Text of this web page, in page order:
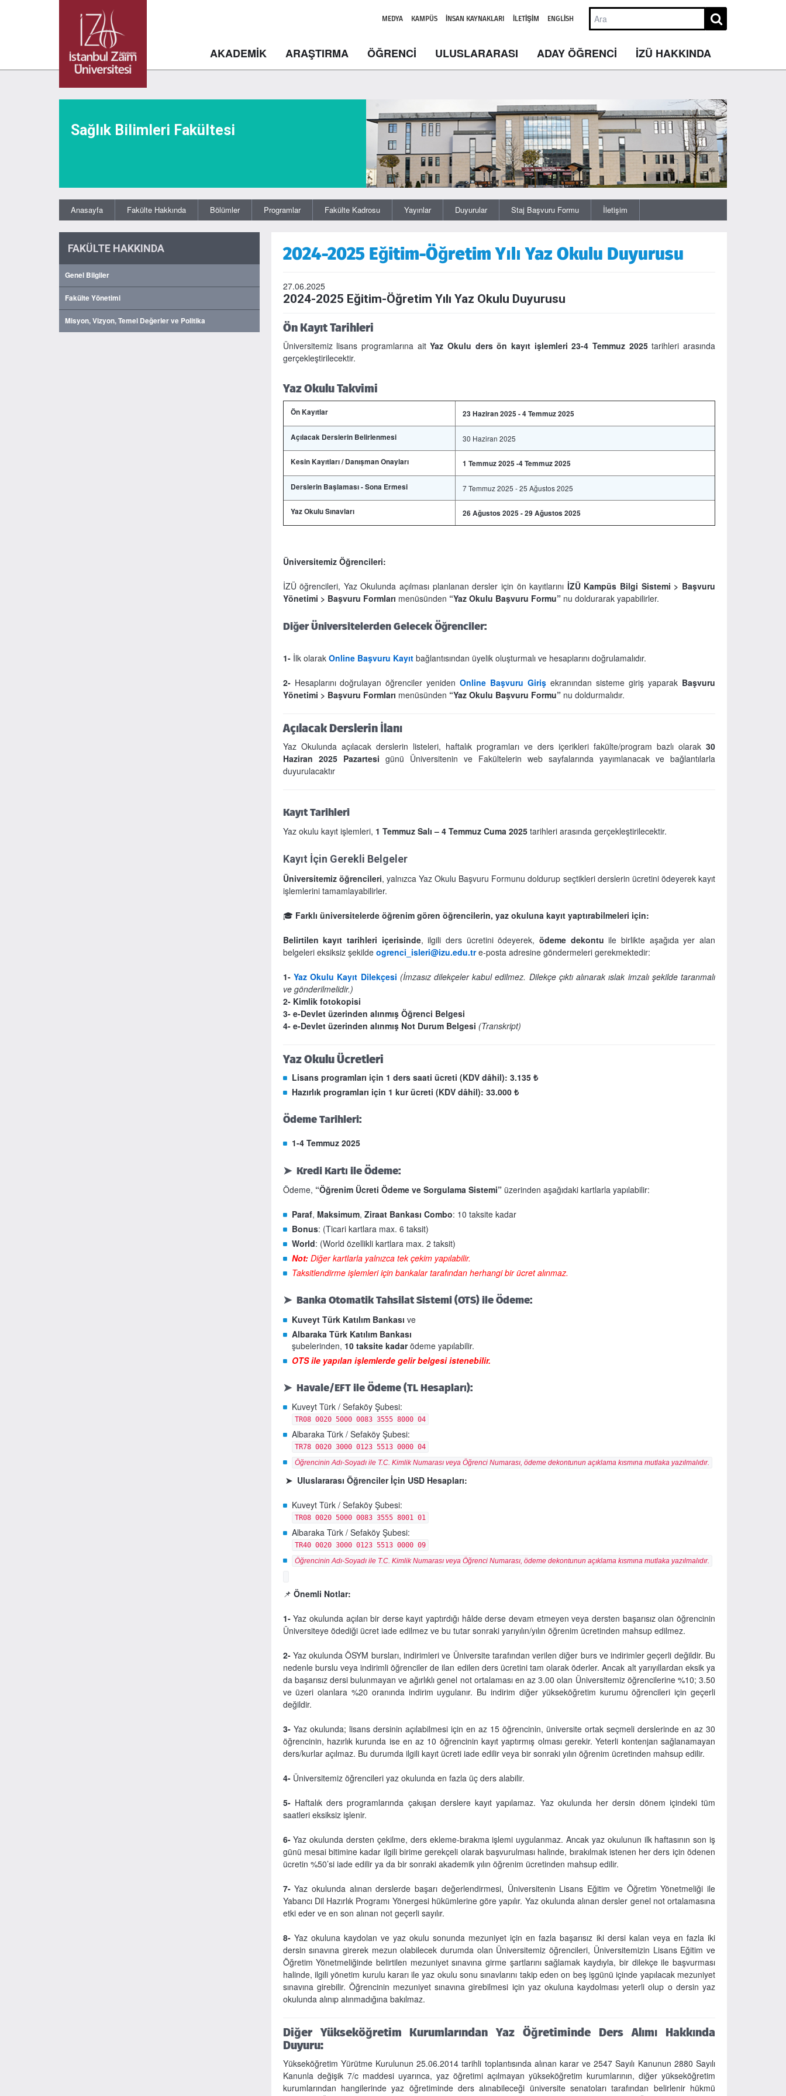
MEDYA KAMPÜS İNSAN KAYNAKLARI İLETIŞIM ENGLISH
AKADEMİK ARAŞTIRMA ÖĞRENCİ ULUSLARARASI ADAY ÖĞRENCİ İZÜ HAKKINDA
Sağlık Bilimleri Fakültesi
Anasayfa Fakülte Hakkında Bölümler Programlar Fakülte Kadrosu Yayınlar Duyurular Staj Başvuru Formu İletişim
FAKÜLTE HAKKINDA
Genel Bilgiler
Fakülte Yönetimi
Misyon, Vizyon, Temel Değerler ve Politika
2024-2025 Eğitim-Öğretim Yılı Yaz Okulu Duyurusu
27.06.2025
2024-2025 Eğitim-Öğretim Yılı Yaz Okulu Duyurusu
Ön Kayıt Tarihleri
Üniversitemiz lisans programlarına aitYaz Okulu ders ön kayıt işlemleri 23-4 Temmuz 2025tarihleri arasında
gerçekleştirilecektir.
Yaz Okulu Takvimi
Ön Kayıtlar 23 Haziran 2025 - 4 Temmuz 2025
Açılacak Derslerin Belirlenmesi 30 Haziran 2025
Kesin Kayıtları / Danışman Onayları 1 Temmuz 2025 -4 Temmuz 2025
Derslerin Başlaması - Sona Ermesi 7 Temmuz 2025 - 25 Ağustos 2025
Yaz Okulu Sınavları 26 Ağustos 2025 - 29 Ağustos 2025
Üniversitemiz Öğrencileri:
İZÜ öğrencileri, Yaz Okulunda açılması planlanan dersler için ön kayıtlarını İZÜ Kampüs Bilgi Sistemi > Başvuru
Yönetimi > Başvuru Formları menüsünden “Yaz Okulu Başvuru Formu”nu doldurarak yapabilirler.
Diğer Üniversitelerden Gelecek Öğrenciler:
1-İlk olarak Online Başvuru Kayıtbağlantısından üyelik oluşturmalı ve hesaplarını doğrulamalıdır.
2-Hesaplarını doğrulayan öğrenciler yenidenOnline Başvuru Giriş ekranından sisteme giriş yaparak Başvuru
Yönetimi > Başvuru Formları menüsünden “Yaz Okulu Başvuru Formu”nu doldurmalıdır.
Açılacak Derslerin İlanı
Yaz Okulunda açılacak derslerin listeleri, haftalık programları ve ders içerikleri fakülte/program bazlı olarak 30
Haziran 2025 Pazartesi günü Üniversitenin ve Fakültelerin web sayfalarında yayımlanacak ve bağlantılarla
duyurulacaktır
Kayıt Tarihleri
Yaz okulu kayıt işlemleri, 1 Temmuz Salı – 4 Temmuz Cuma 2025tarihleri arasında gerçekleştirilecektir.
Kayıt İçin Gerekli Belgeler
Üniversitemiz öğrencileri, yalnızca Yaz Okulu Başvuru Formunu doldurup seçtikleri derslerin ücretini ödeyerek kayıt
işlemlerini tamamlayabilirler.
🎓 Farklı üniversitelerde öğrenim gören öğrencilerin, yaz okuluna kayıt yaptırabilmeleri için:
Belirtilen kayıt tarihleri içerisinde, ilgili ders ücretini ödeyerek, ödeme dekontu ile birlikte aşağıda yer alan
belgeleri eksiksiz şekilde ogrenci_isleri@izu.edu.tre-posta adresine göndermeleri gerekmektedir:
1- Yaz Okulu Kayıt Dilekçesi (İmzasız dilekçeler kabul edilmez. Dilekçe çıktı alınarak ıslak imzalı şekilde taranmalı
ve gönderilmelidir.)
2- Kimlik fotokopisi
3- e-Devlet üzerinden alınmış Öğrenci Belgesi
4- e-Devlet üzerinden alınmış Not Durum Belgesi (Transkript)
Yaz Okulu Ücretleri
Lisans programları için 1 ders saati ücreti (KDV dâhil): 3.135 ₺
Hazırlık programları için 1 kur ücreti (KDV dâhil): 33.000 ₺
Ödeme Tarihleri:
1-4 Temmuz 2025
➤ Kredi Kartı ile Ödeme:
Ödeme, “Öğrenim Ücreti Ödeme ve Sorgulama Sistemi”üzerinden aşağıdaki kartlarla yapılabilir:
Paraf, Maksimum, Ziraat Bankası Combo: 10 taksite kadar
Bonus: (Ticari kartlara max. 6 taksit)
World: (World özellikli kartlara max. 2 taksit)
Not:Diğer kartlarla yalnızca tek çekim yapılabilir.
Taksitlendirme işlemleri için bankalar tarafından herhangi bir ücret alınmaz.
➤ Banka Otomatik Tahsilat Sistemi (OTS) ile Ödeme:
Kuveyt Türk Katılım Bankası ve
Albaraka Türk Katılım Bankası
şubelerinden, 10 taksite kadarödeme yapılabilir.
OTS ile yapılan işlemlerde gelir belgesi istenebilir.
➤ Havale/EFT ile Ödeme (TL Hesapları):
Kuveyt Türk / Sefaköy Şubesi:
TR08 0020 5000 0083 3555 8000 04
Albaraka Türk / Sefaköy Şubesi:
TR78 0020 3000 0123 5513 0000 04
Öğrencinin Adı-Soyadı ile T.C. Kimlik Numarası veya Öğrenci Numarası, ödeme dekontunun açıklama kısmına mutlaka yazılmalıdır.
➤ Uluslararası Öğrenciler İçin USD Hesapları:
Kuveyt Türk / Sefaköy Şubesi:
TR08 0020 5000 0083 3555 8001 01
Albaraka Türk / Sefaköy Şubesi:
TR40 0020 3000 0123 5513 0000 09
Öğrencinin Adı-Soyadı ile T.C. Kimlik Numarası veya Öğrenci Numarası, ödeme dekontunun açıklama kısmına mutlaka yazılmalıdır.
📌 Önemli Notlar:
1-Yaz okulunda açılan bir derse kayıt yaptırdığı hâlde derse devam etmeyen veya dersten başarısız olan öğrencinin
Üniversiteye ödediği ücret iade edilmez ve bu tutar sonraki yarıyılın/yılın öğrenim ücretinden mahsup edilmez.
2- Yaz okulunda ÖSYM bursları, indirimleri ve Üniversite tarafından verilen diğer burs ve indirimler geçerli değildir. Bu
nedenle burslu veya indirimli öğrenciler de ilan edilen ders ücretini tam olarak öderler. Ancak alt yarıyıllardan eksik ya
da başarısız dersi bulunmayan ve ağırlıklı genel not ortalaması en az 3.00 olan Üniversitemiz öğrencilerine %10; 3.50
ve üzeri olanlara %20 oranında indirim uygulanır. Bu indirim diğer yükseköğretim kurumu öğrencileri için geçerli
değildir.
3- Yaz okulunda; lisans dersinin açılabilmesi için en az 15 öğrencinin, üniversite ortak seçmeli derslerinde en az 30
öğrencinin, hazırlık kurunda ise en az 10 öğrencinin kayıt yaptırmış olması gerekir. Yeterli kontenjan sağlanamayan
ders/kurlar açılmaz. Bu durumda ilgili kayıt ücreti iade edilir veya bir sonraki yılın öğrenim ücretinden mahsup edilir.
4- Üniversitemiz öğrencileri yaz okulunda en fazla üç ders alabilir.
5- Haftalık ders programlarında çakışan derslere kayıt yapılamaz. Yaz okulunda her dersin dönem içindeki tüm
saatleri eksiksiz işlenir.
6-Yaz okulunda dersten çekilme, ders ekleme-bırakma işlemi uygulanmaz. Ancak yaz okulunun ilk haftasının son iş
günü mesai bitimine kadar ilgili birime gerekçeli olarak başvurulması halinde, bırakılmak istenen her ders için ödenen
ücretin %50’si iade edilir ya da bir sonraki akademik yılın öğrenim ücretinden mahsup edilir.
7-Yaz okulunda alınan derslerde başarı değerlendirmesi, Üniversitenin Lisans Eğitim ve Öğretim Yönetmeliği ile
Yabancı Dil Hazırlık Programı Yönergesi hükümlerine göre yapılır. Yaz okulunda alınan dersler genel not ortalamasına
etki eder ve en son alınan not geçerli sayılır.
8-Yaz okuluna kaydolan ve yaz okulu sonunda mezuniyet için en fazla başarısız iki dersi kalan veya en fazla iki
dersin sınavına girerek mezun olabilecek durumda olan Üniversitemiz öğrencileri, Üniversitemizin Lisans Eğitim ve
Öğretim Yönetmeliğinde belirtilen mezuniyet sınavına girme şartlarını sağlamak kaydıyla, bir dilekçe ile başvurması
halinde, ilgili yönetim kurulu kararı ile yaz okulu sonu sınavlarını takip eden on beş işgünü içinde yapılacak mezuniyet
sınavına girebilir. Öğrencinin mezuniyet sınavına girebilmesi için yaz okuluna kaydolması yeterli olup o dersin yaz
okulunda alınıp alınmadığına bakılmaz.
Diğer Yükseköğretim Kurumlarından Yaz Öğretiminde Ders Alımı Hakkında
Duyuru:
Yükseköğretim Yürütme Kurulunun 25.06.2014 tarihli toplantısında alınan karar ve 2547 Sayılı Kanunun 2880 Sayılı
Kanunla değişik 7/c maddesi uyarınca, yaz öğretimi açılmayan yükseköğretim kurumlarının, diğer yükseköğretim
kurumlarından hangilerinde yaz öğretiminde ders alınabileceği üniversite senatoları tarafından belirlenir hükmü